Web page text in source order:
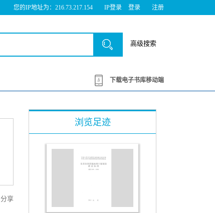
您的IP地址为：216.73.217.154 IP登录 登录 注册
高级搜索
下载电子书库移动端
分享
浏览足迹